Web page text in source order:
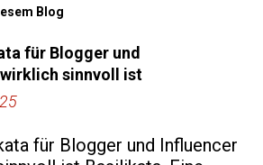
Blog
für Blogger und
sinnvoll ist
für Blogger und Influencer